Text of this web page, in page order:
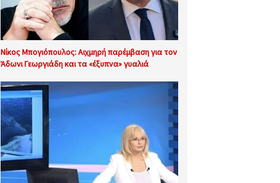
Νίκος Μπογιόπουλος: Αιχμηρή παρέμβαση για τον
Άδωνι Γεωργιάδη και τα «έξυπνα» γυαλιά